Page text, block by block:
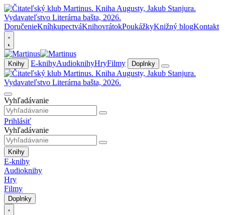
DoručenieKníhkupectváKnihovrátokPoukážkyKnižný blogKontakt
Knihy E-knihyAudioknihyHryFilmy Doplnky
Vyhľadávanie
Prihlásiť
Vyhľadávanie
Knihy
E-knihy
Audioknihy
Hry
Filmy
Doplnky